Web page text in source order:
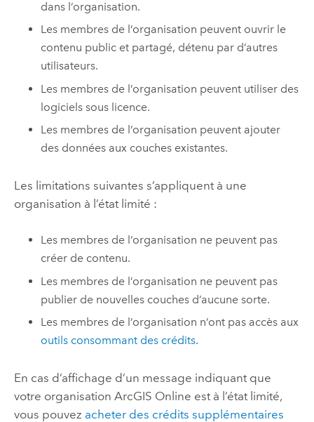
dans l’organisation.
Les membres de l’organisation peuvent ouvrir le
contenu public et partagé, détenu par d’autres
utilisateurs.
Les membres de l’organisation peuvent utiliser des
logiciels sous licence.
Les membres de l’organisation peuvent ajouter
des données aux couches existantes.
Les limitations suivantes s’appliquent à une
organisation à l’état limité :
Les membres de l’organisation ne peuvent pas
créer de contenu.
Les membres de l’organisation ne peuvent pas
publier de nouvelles couches d’aucune sorte.
Les membres de l’organisation n’ont pas accès aux
outils consommant des crédits.
En cas d’affichage d’un message indiquant que
votre organisation ArcGIS Online est à l’état limité,
vous pouvez acheter des crédits supplémentaires